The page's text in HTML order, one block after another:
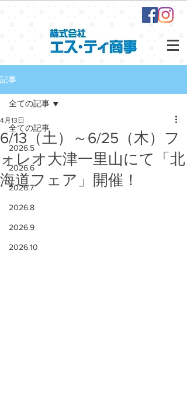
記事
全ての記事
2026.5
2026.6
2026.7
2026.8
2026.9
2026.10
全ての記事
6/13（土）～6/25（木）フ
ォレオ大津一里山にて「北
海道フェア」開催！
4月13日